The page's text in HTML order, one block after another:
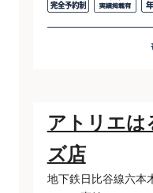
アトリエ
ズ店
地下鉄日比谷線六本